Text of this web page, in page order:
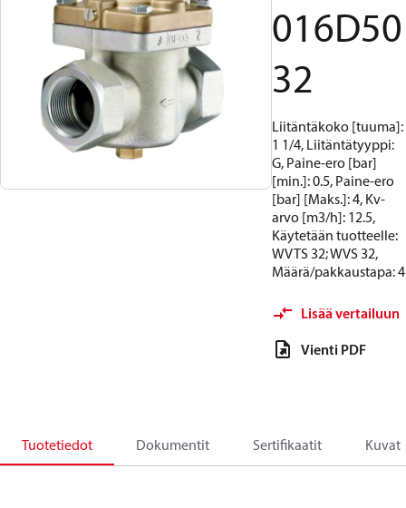
016D50
32
Liitäntäkoko [tuuma]:
1 1/4, Liitäntätyyppi:
G, Paine-ero [bar]
[min.]: 0.5, Paine-ero
[bar] [Maks.]: 4, Kv-
arvo [m3/h]: 12.5,
Käytetään tuotteelle:
WVTS 32; WVS 32,
Määrä/pakkaustapa: 4
Lisää vertailuun
Vienti PDF
Tuotetiedot Dokumentit Sertifikaatit Kuvat